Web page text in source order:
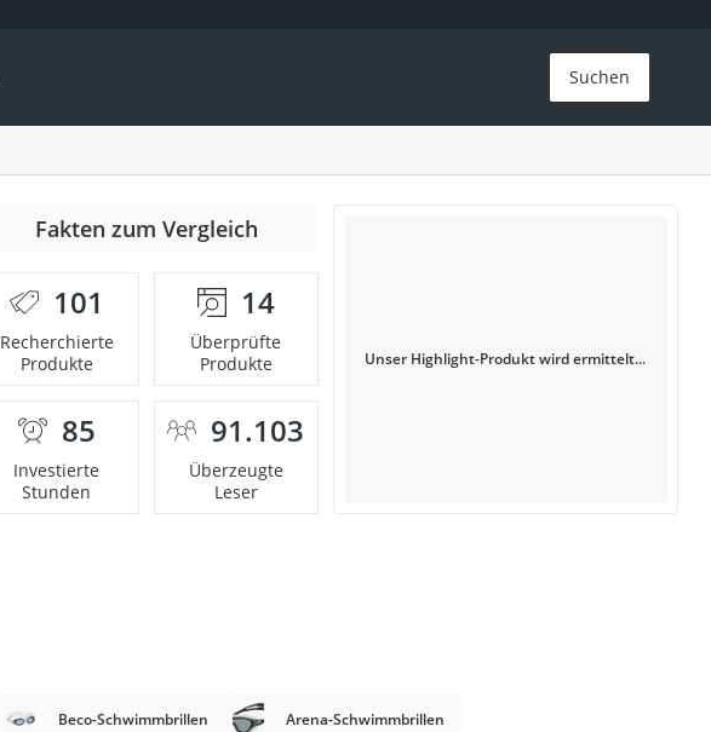
Suchen
Fakten zum Vergleich
101
Recherchierte
Produkte
14
Überprüfte
Produkte
85
Investierte
Stunden
91.103
Überzeugte
Leser
Unser Highlight-Produkt wird ermittelt...
Beco-Schwimmbrillen Arena-Schwimmbrillen